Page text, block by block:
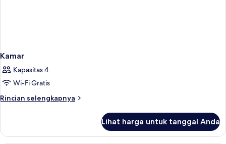
Kamar
Kapasitas 4
Wi-Fi Gratis
Rincian selengkapnya
Rincian
Kamar
Lihat harga untuk tanggal Anda